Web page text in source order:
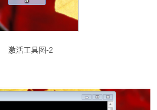
激活工具图-2